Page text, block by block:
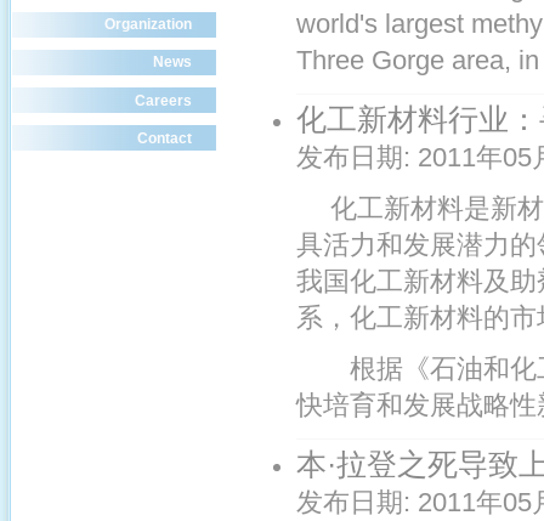
world's largest
Three Gorge area,
化工新材料行业：
发布日期: 2011年05
化工新材料是新材
具活力和发展潜力的
我国化工新材料及
系，化工新材料的
根据《石油和化
快培育和发展战略
本·拉登之死导致
发布日期: 2011年05
Organization
News
Careers
Contact